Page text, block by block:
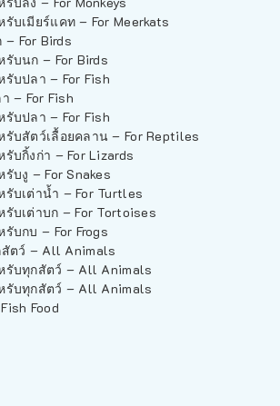
รับเมียร์แคท – For Meerkats
For Birds
รับนก – For Birds
รับปลา – For Fish
– For Fish
รับปลา – For Fish
รับสัตว์เลื้อยคลาน – For Reptiles
รับกิ้งก่า – For Lizards
รับงู – For Snakes
รับเต่าน้ำ – For Turtles
รับเต่าบก – For Tortoises
รับกบ – For Frogs
ตว์ – All Animals
รับทุกสัตว์ – All Animals
รับทุกสัตว์ – All Animals
Food